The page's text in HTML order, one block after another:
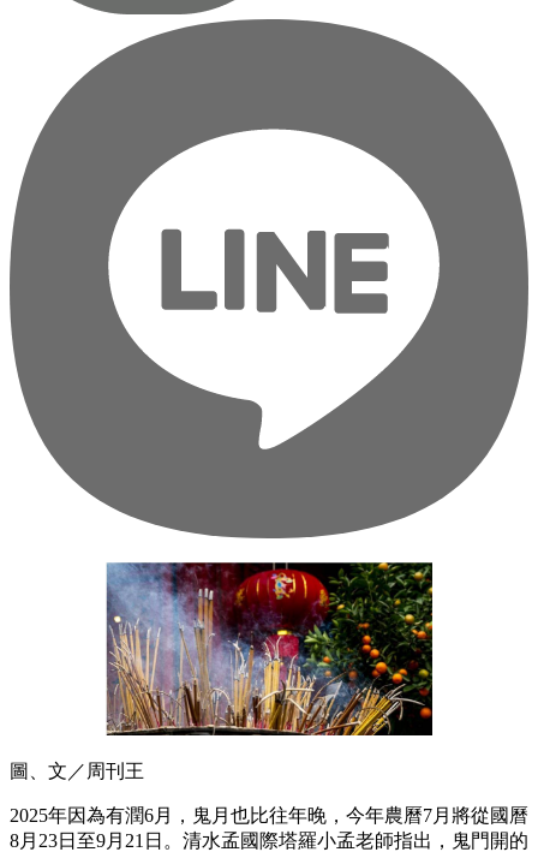
圖、文／周刊王
2025年因為有潤6月，鬼月也比往年晚，今年農曆7月將從國曆
8月23日至9月21日。清水孟國際塔羅小孟老師指出，鬼門開的